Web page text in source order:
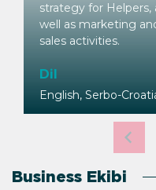
strategy for Helpers,
well as marketing
sales activities.
Dil
English, Serbo-
Business Ekibi